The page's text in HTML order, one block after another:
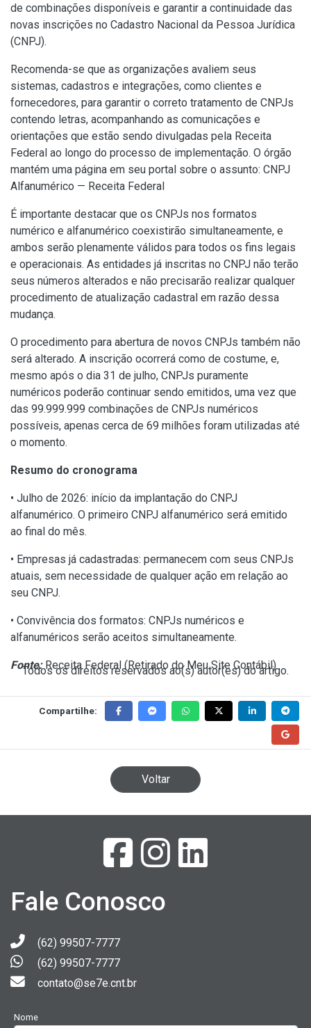
de combinações disponíveis e garantir a continuidade das
novas inscrições no Cadastro Nacional da Pessoa Jurídica
(CNPJ).
Recomenda-se que as organizações avaliem seus
sistemas, cadastros e integrações, como clientes e
fornecedores, para garantir o correto tratamento de CNPJs
contendo letras, acompanhando as comunicações e
orientações que estão sendo divulgadas pela Receita
Federal ao longo do processo de implementação. O órgão
mantém uma página em seu portal sobre o assunto: CNPJ
Alfanumérico — Receita Federal
É importante destacar que os CNPJs nos formatos
numérico e alfanumérico coexistirão simultaneamente, e
ambos serão plenamente válidos para todos os fins legais
e operacionais. As entidades já inscritas no CNPJ não terão
seus números alterados e não precisarão realizar qualquer
procedimento de atualização cadastral em razão dessa
mudança.
O procedimento para abertura de novos CNPJs também não
será alterado. A inscrição ocorrerá como de costume, e,
mesmo após o dia 31 de julho, CNPJs puramente
numéricos poderão continuar sendo emitidos, uma vez que
das 99.999.999 combinações de CNPJs numéricos
possíveis, apenas cerca de 69 milhões foram utilizadas até
o momento.
Resumo do cronograma
• Julho de 2026: início da implantação do CNPJ
alfanumérico. O primeiro CNPJ alfanumérico será emitido
ao final do mês.
• Empresas já cadastradas: permanecem com seus CNPJs
atuais, sem necessidade de qualquer ação em relação ao
seu CNPJ.
• Convivência dos formatos: CNPJs numéricos e
alfanuméricos serão aceitos simultaneamente.
Fonte:Receita Federal (Retirado do Meu Site Contábil)
Todos os direitos reservados ao(s) autor(es) do artigo.
Compartilhe:
Voltar
Fale Conosco
(62) 99507-7777
(62) 99507-7777
contato@se7e.cnt.br
Nome